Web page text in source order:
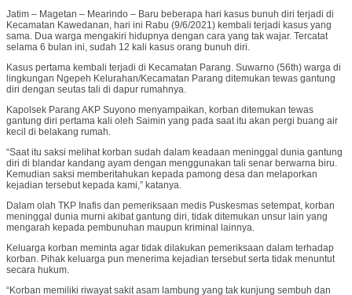
Jatim – Magetan – Mearindo – Baru beberapa hari kasus bunuh diri terjadi di
Kecamatan Kawedanan, hari ini Rabu (9/6/2021) kembali terjadi kasus yang
sama. Dua warga mengakiri hidupnya dengan cara yang tak wajar. Tercatat
selama 6 bulan ini, sudah 12 kali kasus orang bunuh diri.
Kasus pertama kembali terjadi di Kecamatan Parang. Suwarno (56th) warga di
lingkungan Ngepeh Kelurahan/Kecamatan Parang ditemukan tewas gantung
diri dengan seutas tali di dapur rumahnya.
Kapolsek Parang AKP Suyono menyampaikan, korban ditemukan tewas
gantung diri pertama kali oleh Saimin yang pada saat itu akan pergi buang air
kecil di belakang rumah.
“Saat itu saksi melihat korban sudah dalam keadaan meninggal dunia gantung
diri di blandar kandang ayam dengan menggunakan tali senar berwarna biru.
Kemudian saksi memberitahukan kepada pamong desa dan melaporkan
kejadian tersebut kepada kami,” katanya.
Dalam olah TKP Inafis dan pemeriksaan medis Puskesmas setempat, korban
meninggal dunia murni akibat gantung diri, tidak ditemukan unsur lain yang
mengarah kepada pembunuhan maupun kriminal lainnya.
Keluarga korban meminta agar tidak dilakukan pemeriksaan dalam terhadap
korban. Pihak keluarga pun menerima kejadian tersebut serta tidak menuntut
secara hukum.
“Korban memiliki riwayat sakit asam lambung yang tak kunjung sembuh dan